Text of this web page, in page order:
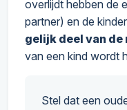
overlijdt hebben de
partner) en de
gelijk deel van
van een kind wordt
Stel dat een